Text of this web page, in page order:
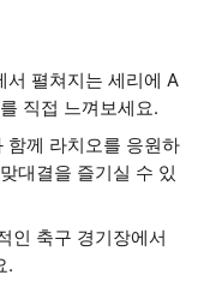
서 펼쳐지는 세리에 A
직접 느껴보세요.
함께 라치오를 응원하
대결을 즐기실 수 있
인 축구 경기장에서
.